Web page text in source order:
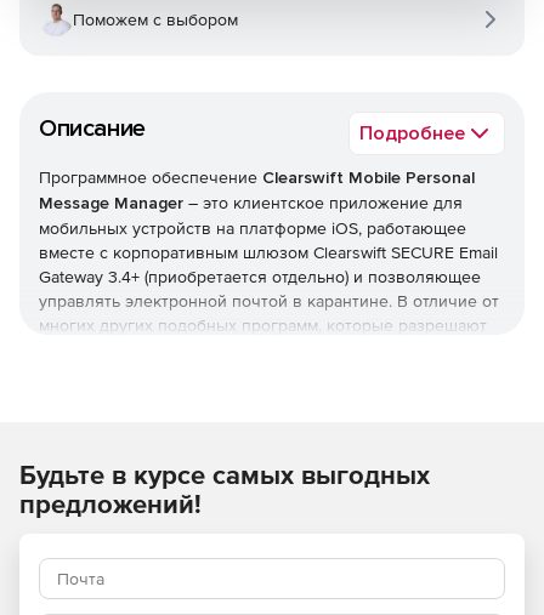
Описание Подробнее
Программное обеспечение Clearswift Mobile Personal
Message Manager – это клиентское приложение для
мобильных устройств на платформе iOS, работающее
вместе с корпоративным шлюзом Clearswift SECURE Email
Gateway 3.4+ (приобретается отдельно) и позволяющее
управлять электронной почтой в карантине. В отличие от
многих других подобных программ, которые разрешают
Данное преимущество Clearswift Mobile Personal Message
Manager является очень важным в целом ряде случаев.
Например, партнерская организация присылает срочное
ушел домой. Поскольку сообщение содержит большие
файлы, оно автоматически блокируется как
Поможем с выбором
Будьте в курсе самых выгодных
предложений!